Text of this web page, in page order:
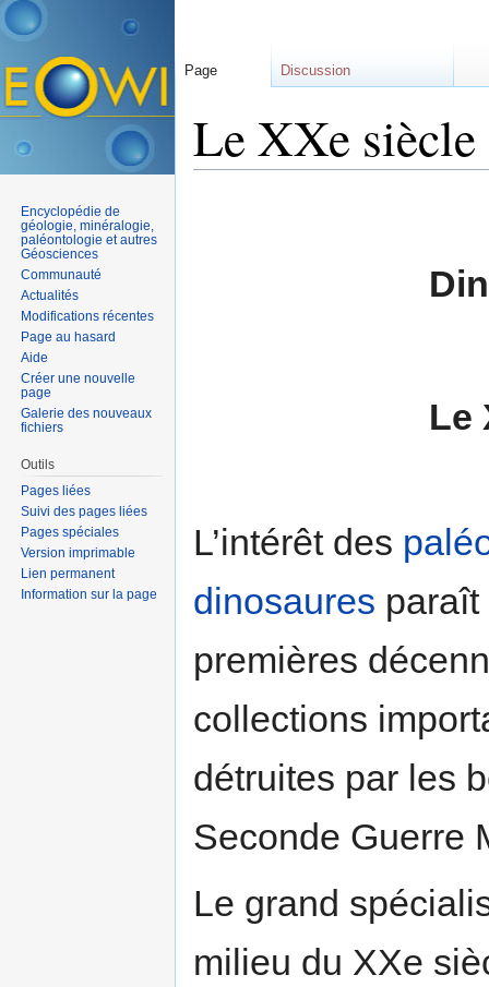
Le XXe siècle
Le
L’intérêt des
dinosaures
premières
collections
détruites par les
Seconde Guerre
Le grand
milieu du XXe
Page Discussion
Encyclopédie de
géologie, minéralogie,
paléontologie et autres
Géosciences
Communauté
Actualités
Modifications récentes
Page au hasard
Aide
Créer une nouvelle
page
Galerie des nouveaux
fichiers
Outils
Pages liées
Suivi des pages liées
Pages spéciales
Version imprimable
Lien permanent
Information sur la page